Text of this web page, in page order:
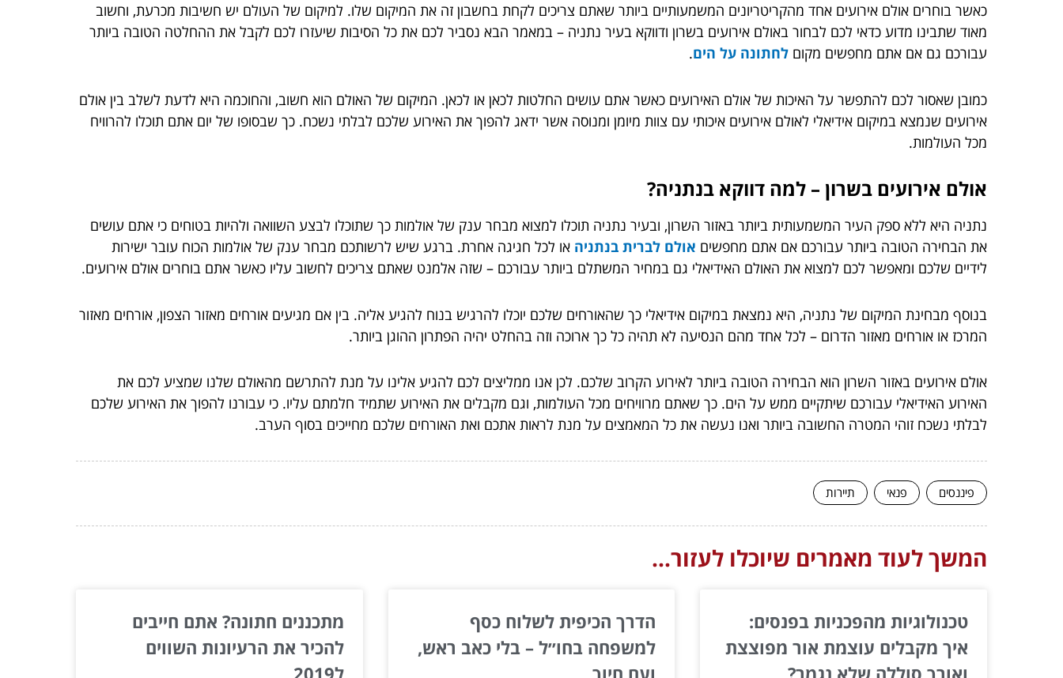
כאשר בוחרים אולם אירועים אחד מהקריטריונים המשמעותיים ביותר שאתם צריכים לקחת בחשבון זה את המיקום שלו. למיקום של העולם יש חשיבות מכרעת, וחשוב
מאוד שתבינו מדוע כדאי לכם לבחור באולם אירועים בשרון ודווקא בעיר נתניה – במאמר הבא נסביר לכם את כל הסיבות שיעזרו לכם לקבל את ההחלטה הטובה ביותר
עבורכם גם אם אתם מחפשים מקום לחתונה על הים.
כמובן שאסור לכם להתפשר על האיכות של אולם האירועים כאשר אתם עושים החלטות לכאן או לכאן. המיקום של האולם הוא חשוב, והחוכמה היא לדעת לשלב בין אולם
אירועים שנמצא במיקום אידיאלי לאולם אירועים איכותי עם צוות מיומן ומנוסה אשר ידאג להפוך את האירוע שלכם לבלתי נשכח. כך שבסופו של יום אתם תוכלו להרוויח
מכל העולמות.
אולם אירועים בשרון – למה דווקא בנתניה?
נתניה היא ללא ספק העיר המשמעותית ביותר באזור השרון, ובעיר נתניה תוכלו למצוא מבחר ענק של אולמות כך שתוכלו לבצע השוואה ולהיות בטוחים כי אתם עושים
את הבחירה הטובה ביותר עבורכם אם אתם מחפשים אולם לברית בנתניה או לכל חגיגה אחרת. ברגע שיש לרשותכם מבחר ענק של אולמות הכוח עובר ישירות
לידיים שלכם ומאפשר לכם למצוא את האולם האידיאלי גם במחיר המשתלם ביותר עבורכם – שזה אלמנט שאתם צריכים לחשוב עליו כאשר אתם בוחרים אולם אירועים.
בנוסף מבחינת המיקום של נתניה, היא נמצאת במיקום אידיאלי כך שהאורחים שלכם יוכלו להרגיש בנוח להגיע אליה. בין אם מגיעים אורחים מאזור הצפון, אורחים מאזור
המרכז או אורחים מאזור הדרום – לכל אחד מהם הנסיעה לא תהיה כל כך ארוכה וזה בהחלט יהיה הפתרון ההוגן ביותר.
אולם אירועים באזור השרון הוא הבחירה הטובה ביותר לאירוע הקרוב שלכם. לכן אנו ממליצים לכם להגיע אלינו על מנת להתרשם מהאולם שלנו שמציע לכם את
האירוע האידיאלי עבורכם שיתקיים ממש על הים. כך שאתם מרוויחים מכל העולמות, וגם מקבלים את האירוע שתמיד חלמתם עליו. כי עבורנו להפוך את האירוע שלכם
לבלתי נשכח זוהי המטרה החשובה ביותר ואנו נעשה את כל המאמצים על מנת לראות אתכם ואת האורחים שלכם מחייכים בסוף הערב.
פיננסים פנאי תיירות
המשך לעוד מאמרים שיוכלו לעזור...
טכנולוגיות מהפכניות בפנסים:
איך מקבלים עוצמת אור מפוצצת
ואורך סוללה שלא נגמר?
הדרך הכיפית לשלוח כסף
למשפחה בחו״ל – בלי כאב ראש,
ועם חיוך
מתכננים חתונה? אתם חייבים
להכיר את הרעיונות השווים
ל2019